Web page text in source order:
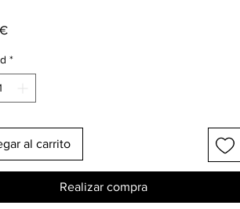
Precio
*
al carrito
Realizar compra